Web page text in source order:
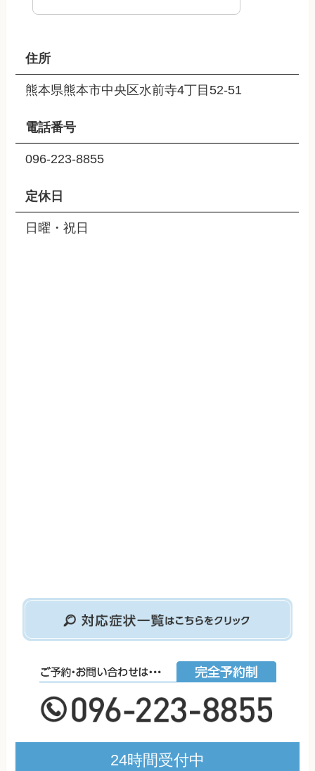
住所
熊本県熊本市中央区水前寺4丁目52-51
電話番号
096-223-8855
定休日
日曜・祝日
24時間受付中